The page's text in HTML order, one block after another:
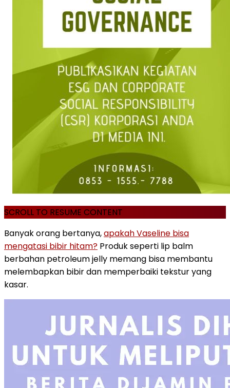
SCROLL TO RESUME CONTENT
Banyak orang bertanya,apakah Vaseline bisa
mengatasi bibir hitam? Produk seperti lip balm
berbahan petroleum jelly memang bisa membantu
melembapkan bibir dan memperbaiki tekstur yang
kasar.